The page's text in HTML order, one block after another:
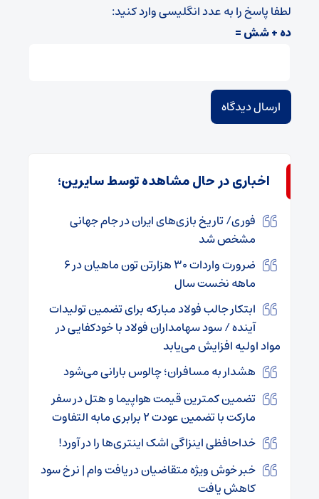
لطفا پاسخ را به عدد انگلیسی وارد کنید:
ده + شش =
اخباری در حال مشاهده توسط سایرین؛
فوری/ تاریخ بازی‌های ایران در جام جهانی
مشخص شد
ضرورت واردات ۳۰ هزارتن تون ماهیان در ۶
ماهه نخست سال
ابتکار جالب فولاد مبارکه برای تضمین تولیدات
آینده / سود سهامداران فولاد با خودکفایی در
مواد اولیه افزایش می‌یابد
هشدار به مسافران؛ چالوس بارانی می‌شود
تضمین کمترین قیمت هواپیما و هتل در سفر
مارکت با تضمین عودت ۲ برابری مابه التفاوت
خداحافظی اینزاگی اشک اینتری‌ها را در آورد!
خبر خوش ویژه متقاضیان دریافت وام | نرخ سود
کاهش یافت